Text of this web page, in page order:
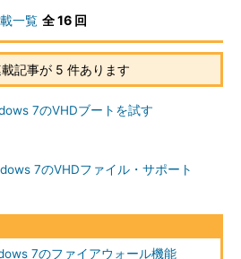
一覧 全 16 回
記事が 5 件あります
7のVHDブートを試す
7のVHDファイル・サポート
7のファイアウォール機能